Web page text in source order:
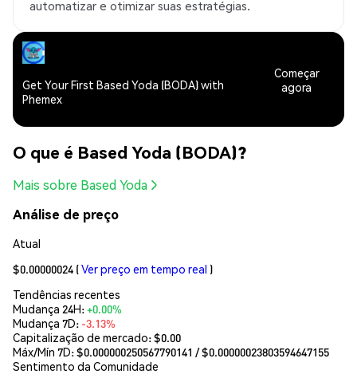
automatizar e otimizar suas estratégias.
Get Your First Based Yoda (BODA) with
Phemex
Começar
agora
O que é Based Yoda (BODA)?
Mais sobre Based Yoda
Análise de preço
Atual
$0.00000024 (Ver preço em tempo real )
Tendências recentes
Mudança 24H:+0.00%
Mudança 7D: -3.13%
Capitalização de mercado:$0.00
Máx/Mín 7D: $0.000000250567790141 / $0.00000023803594647155
Sentimento da Comunidade